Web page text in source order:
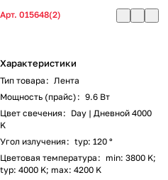
Арт. 015648(2)
Характеристики
Тип товара : Лента
Мощность (прайс) : 9.6 Вт
Цвет свечения : Day | Дневной 4000
K
Угол излучения : typ: 120 °
Цветовая температура : min: 3800 K;
typ: 4000 K; max: 4200 K